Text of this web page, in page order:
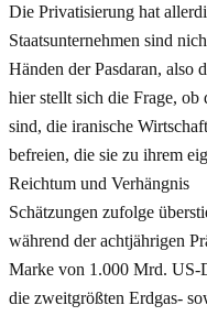
Die Privatisierung hat
Staatsunternehmen sind
Händen der Pasdaran, also
hier stellt sich die Frage,
sind, die iranische
befreien, die sie zu ihrem
Reichtum und Verhängnis
Schätzungen zufolge
während der achtjährigen
Marke von 1.000 Mrd. US-
die zweitgrößten Erdgas-